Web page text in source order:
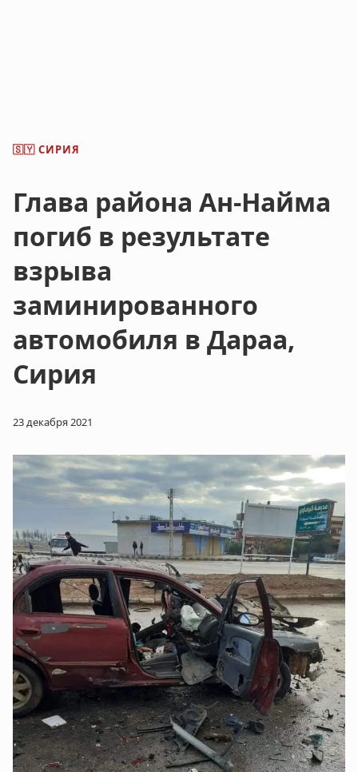
🇸🇾 СИРИЯ
Глава района Ан-Найма
погиб в результате
взрыва
заминированного
автомобиля в Дараа,
Сирия
23 декабря 2021